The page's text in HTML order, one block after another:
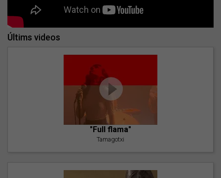
Últims videos
"Full flama"
Tamagotxi